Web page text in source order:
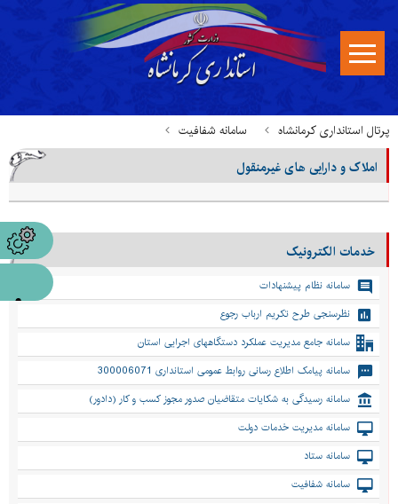
پرتال استانداری کرمانشاه سامانه شفافیت
املاک و دارایی های غیرمنقول
املاک و دارایی های غیرمنقول
خدمات الکترونیک
سامانه نظام پیشنهادات
نظرسنجی طرح تکریم ارباب رجوع
سامانه جامع مدیریت عملکرد دستگاههای اجرایی استان
سامانه پیامک اطلاع رسانی روابط عمومی استانداری 300006071
سامانه رسیدگی به شکایات متقاضیان صدور مجوز کسب و کار (دادور)
سامانه مدیریت خدمات دولت
سامانه ستاد
سامانه شفافیت